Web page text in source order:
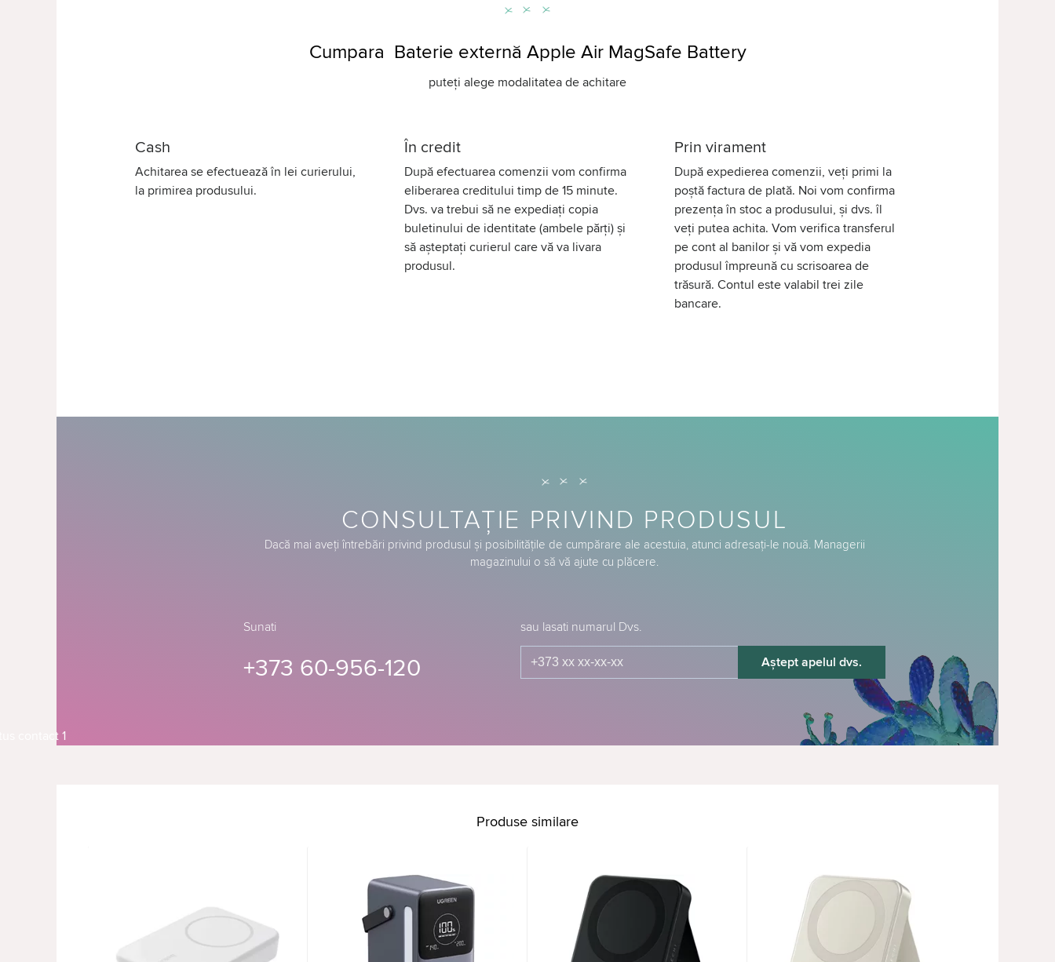
Cumpara Baterie externă Apple Air MagSafe Battery
puteți alege modalitatea de achitare
Cash
Achitarea se efectuează în lei curierului,
la primirea produsului.
În credit
După efectuarea comenzii vom confirma
eliberarea creditului timp de 15 minute.
Dvs. va trebui să ne expediați copia
buletinului de identitate (ambele părți) și
să așteptați curierul care vă va livara
produsul.
Prin virament
După expedierea comenzii, veți primi la
poștă factura de plată. Noi vom confirma
prezența în stoc a produsului, și dvs. îl
veți putea achita. Vom verifica transferul
pe cont al banilor și vă vom expedia
produsul împreună cu scrisoarea de
trăsură. Contul este valabil trei zile
bancare.
CONSULTAȚIE PRIVIND PRODUSUL
Dacă mai aveți întrebări privind produsul și posibilitățile de cumpărare ale acestuia, atunci adresați-le nouă. Managerii
magazinului o să vă ajute cu plăcere.
Sunati sau lasati numarul Dvs.
+373 60-956-120 Aștept apelul dvs.
Produse similare